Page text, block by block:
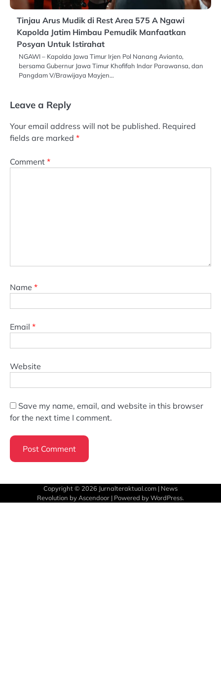
Tinjau Arus Mudik di Rest Area 575 A Ngawi
Kapolda Jatim Himbau Pemudik Manfaatkan
Posyan Untuk Istirahat
NGAWI – Kapolda Jawa Timur Irjen Pol Nanang Avianto,
bersama Gubernur Jawa Timur Khofifah Indar Parawansa, dan
Pangdam V/Brawijaya Mayjen…
Leave a Reply
Your email address will not be published. Required
fields are marked *
Comment *
Name *
Email *
Website
Save my name, email, and website in this browser
for the next time I comment.
Copyright © 2026 Jurnalteraktual.com | News
Revolution byAscendoor | Powered byWordPress.